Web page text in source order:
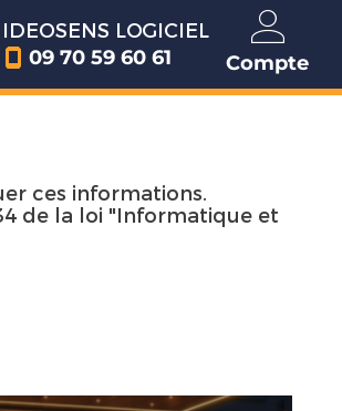
IDEOSENS LOGICIEL
09 70 59 60 61
Compte
ces informations.
de la loi "Informatique et